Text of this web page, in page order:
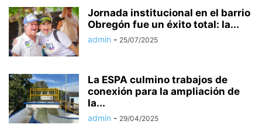
Jornada institucional en el barrio
Obregón fue un éxito total: la...
admin - 25/07/2025
La ESPA culmino trabajos de
conexión para la ampliación de
la...
admin - 29/04/2025